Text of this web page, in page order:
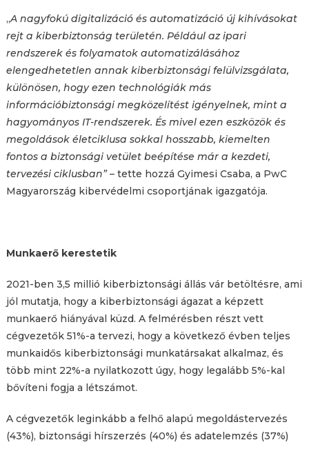
„A nagyfokú digitalizáció és automatizáció új kihívásokat
rejt a kiberbiztonság területén. Például az ipari
rendszerek és folyamatok automatizálásához
elengedhetetlen annak kiberbiztonsági felülvizsgálata,
különösen, hogy ezen technológiák más
információbiztonsági megközelítést igényelnek, mint a
hagyományos IT-rendszerek. És mivel ezen eszközök és
megoldások életciklusa sokkal hosszabb, kiemelten
fontos a biztonsági vetület beépítése már a kezdeti,
tervezési ciklusban”– tette hozzá Gyimesi Csaba, a PwC
Magyarország kibervédelmi csoportjának igazgatója.
Munkaerő kerestetik
2021-ben 3,5 millió kiberbiztonsági állás vár betöltésre, ami
jól mutatja, hogy a kiberbiztonsági ágazat a képzett
munkaerő hiányával küzd. A felmérésben részt vett
cégvezetők 51%-a tervezi, hogy a következő évben teljes
munkaidős kiberbiztonsági munkatársakat alkalmaz, és
több mint 22%-a nyilatkozott úgy, hogy legalább 5%-kal
bővíteni fogja a létszámot.
A cégvezetők leginkább a felhő alapú megoldástervezés
(43%), biztonsági hírszerzés (40%) és adatelemzés (37%)